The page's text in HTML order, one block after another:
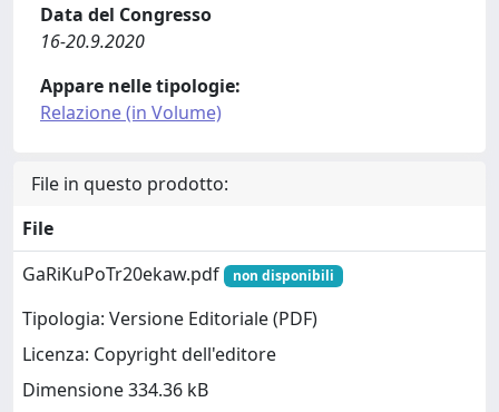
Data del Congresso
16-20.9.2020
Appare nelle tipologie:
Relazione (in Volume)
File in questo prodotto:
File
GaRiKuPoTr20ekaw.pdf
non disponibili
Tipologia: Versione Editoriale (PDF)
Licenza: Copyright dell'editore
Dimensione 334.36 kB